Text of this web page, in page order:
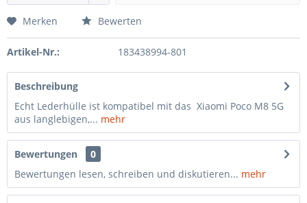
Merken Bewerten
Artikel-Nr.: 183438994-801
Beschreibung
Echt Lederhülle ist kompatibel mit das Xiaomi Poco M8 5G
aus langlebigen,... mehr
Bewertungen
0
Bewertungen lesen, schreiben und diskutieren... mehr